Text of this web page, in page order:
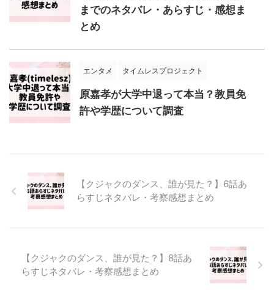
までのネタバレ・あらすじ・感想ま
とめ
エンタメ タイムレスプロジェクト
原嘉孝が大学中退って本当？教員免
許や学歴について調査
【クジャクのダンス、誰が見た？】6話あ
らすじネタバレ・考察感想まとめ
【クジャクのダンス、誰が見た？】8話あ
らすじネタバレ・考察感想まとめ